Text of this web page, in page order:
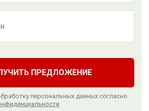
ПРЕДЛОЖЕНИЕ
персональных данных согласно